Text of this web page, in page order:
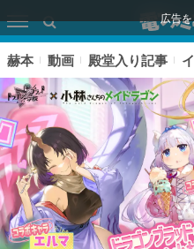
広告
赫本 動画 殿堂入り記事